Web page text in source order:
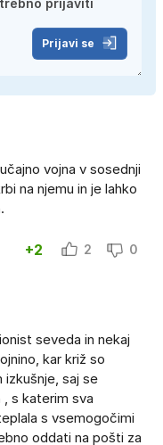
Prijavi se
vojna v sosednji
na njemu in je lahko
+2 2 0
seveda in nekaj
kar križ so
izkušnje, saj se
s katerim sva
s vsemogočimi
oddati na pošti za